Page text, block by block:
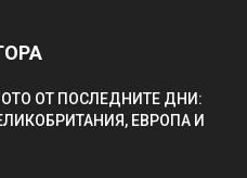
ОТ ПОСЛЕДНИТЕ ДНИ:
ЕВРОПА И